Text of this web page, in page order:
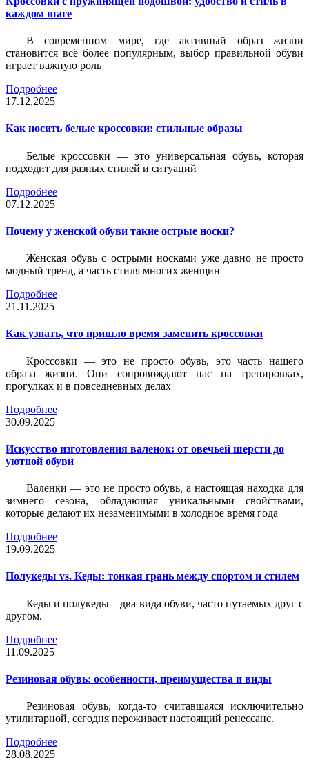
каждом шаге
В современном мире, где активный образ жизни
становится всё более популярным, выбор правильной обуви
играет важную роль
Подробнее
17.12.2025
Как носить белые кроссовки: стильные образы
Белые кроссовки — это универсальная обувь, которая
подходит для разных стилей и ситуаций
Подробнее
07.12.2025
Почему у женской обуви такие острые носки?
Женская обувь с острыми носками уже давно не просто
модный тренд, а часть стиля многих женщин
Подробнее
21.11.2025
Как узнать, что пришло время заменить кроссовки
Кроссовки — это не просто обувь, это часть нашего
образа жизни. Они сопровождают нас на тренировках,
прогулках и в повседневных делах
Подробнее
30.09.2025
Искусство изготовления валенок: от овечьей шерсти до
уютной обуви
Валенки — это не просто обувь, а настоящая находка для
зимнего сезона, обладающая уникальными свойствами,
которые делают их незаменимыми в холодное время года
Подробнее
19.09.2025
Полукеды vs. Кеды: тонкая грань между спортом и стилем
Кеды и полукеды – два вида обуви, часто путаемых друг с
другом.
Подробнее
11.09.2025
Резиновая обувь: особенности, преимущества и виды
Резиновая обувь, когда-то считавшаяся исключительно
утилитарной, сегодня переживает настоящий ренессанс.
Подробнее
28.08.2025